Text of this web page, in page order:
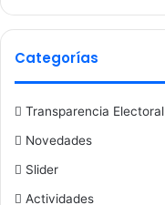
Categorías
Transparencia Electoral
Novedades
Slider
Actividades